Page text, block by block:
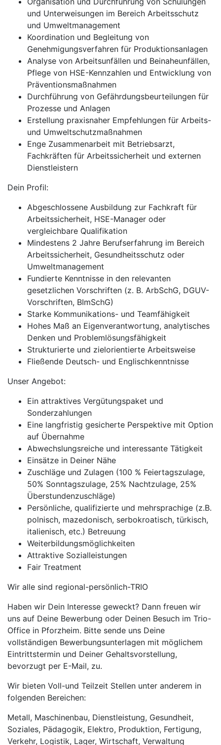
und Unterweisungen im Bereich Arbeitsschutz
und Umweltmanagement
Koordination und Begleitung von
Genehmigungsverfahren für Produktionsanlagen
Analyse von Arbeitsunfällen und Beinaheunfällen,
Pflege von HSE-Kennzahlen und Entwicklung von
Präventionsmaßnahmen
Durchführung von Gefährdungsbeurteilungen für
Prozesse und Anlagen
Erstellung praxisnaher Empfehlungen für Arbeits-
und Umweltschutzmaßnahmen
Enge Zusammenarbeit mit Betriebsarzt,
Fachkräften für Arbeitssicherheit und externen
Dienstleistern
Dein Profil:
Abgeschlossene Ausbildung zur Fachkraft für
Arbeitssicherheit, HSE-Manager oder
vergleichbare Qualifikation
Mindestens 2 Jahre Berufserfahrung im Bereich
Arbeitssicherheit, Gesundheitsschutz oder
Umweltmanagement
Fundierte Kenntnisse in den relevanten
gesetzlichen Vorschriften (z. B. ArbSchG, DGUV-
Vorschriften, BImSchG)
Starke Kommunikations- und Teamfähigkeit
Hohes Maß an Eigenverantwortung, analytisches
Denken und Problemlösungsfähigkeit
Strukturierte und zielorientierte Arbeitsweise
Fließende Deutsch- und Englischkenntnisse
Unser Angebot:
Ein attraktives Vergütungspaket und
Sonderzahlungen
Eine langfristig gesicherte Perspektive mit Option
auf Übernahme
Abwechslungsreiche und interessante Tätigkeit
Einsätze in Deiner Nähe
Zuschläge und Zulagen (100 % Feiertagszulage,
50% Sonntagszulage, 25% Nachtzulage, 25%
Überstundenzuschläge)
Persönliche, qualifizierte und mehrsprachige (z.B.
polnisch, mazedonisch, serbokroatisch, türkisch,
italienisch, etc.) Betreuung
Weiterbildungsmöglichkeiten
Attraktive Sozialleistungen
Fair Treatment
Wir alle sind regional-persönlich-TRIO
Haben wir Dein Interesse geweckt? Dann freuen wir
uns auf Deine Bewerbung oder Deinen Besuch im Trio-
Office in Pforzheim. Bitte sende uns Deine
vollständigen Bewerbungsunterlagen mit möglichem
Eintrittstermin und Deiner Gehaltsvorstellung,
bevorzugt per E-Mail, zu.
Wir bieten Voll-und Teilzeit Stellen unter anderem in
folgenden Bereichen:
Metall, Maschinenbau, Dienstleistung, Gesundheit,
Soziales, Pädagogik, Elektro, Produktion, Fertigung,
Verkehr, Logistik, Lager, Wirtschaft, Verwaltung